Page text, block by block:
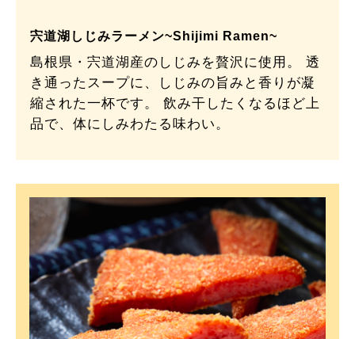
宍道湖しじみラーメン~Shijimi Ramen~
島根県・宍道湖産のしじみを贅沢に使用。 透
き通ったスープに、しじみの旨みと香りが凝
縮された一杯です。 飲み干したくなるほど上
品で、体にしみわたる味わい。